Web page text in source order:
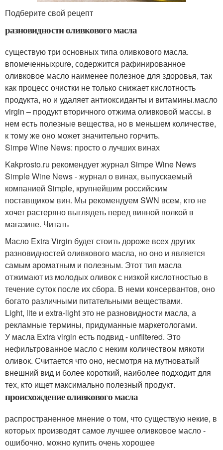
Подберите свой рецепт
разновидности оливкового масла
существую три основных типа оливкового масла.
впомеченныхpure, содержится рафинированное
оливковое масло наименее полезное для здоровья, так
как процесс очистки не только снижает кислотность
продукта, но и удаляет антиоксиданты и витамины.масло
virgin – продукт вторичного отжима оливковой массы. в
нем есть полезные вещества, но в меньшем количестве,
к тому же оно может значительно горчить.
Simpe Wine News: просто о лучших винах
Kakprosto.ru рекомендует журнал Simpe Wine News
Simple Wine News - журнал о винах, выпускаемый
компанией Simple, крупнейшим российским
поставщиком вин. Мы рекомендуем SWN всем, кто не
хочет растеряно выглядеть перед винной полкой в
магазине. Читать
Масло Extra Virgin будет стоить дороже всех других
разновидностей оливкового масла, но оно и является
самым ароматным и полезным. Этот тип масла
отжимают из молодых оливок с низкой кислотностью в
течение суток после их сбора. В неми консервантов, оно
богато различными питательными веществами.
Light, lite и extra-light это не разновидности масла, а
рекламные термины, придуманные маркетологами.
У масла Extra virgin есть подвид - unfiltered. Это
нефильтрованное масло с неким количеством мякоти
оливок. Считается что оно, несмотря на мутноватый
внешний вид и более короткий, наиболее подходит для
тех, кто ищет максимально полезный продукт.
происхождение оливкового масла
распространенное мнение о том, что существую некие, в
которых производят самое лучшее оливковое масло -
ошибочно. можно купить очень хорошее